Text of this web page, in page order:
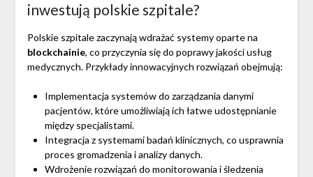
inwestują polskie szpitale?
Polskie szpitale zaczynają wdrażać systemy oparte na
blockchainie, co przyczynia się do poprawy jakości usług
medycznych. Przykłady innowacyjnych rozwiązań obejmują:
Implementacja systemów do zarządzania danymi
pacjentów, które umożliwiają ich łatwe udostępnianie
między specjalistami.
Integracja z systemami badań klinicznych, co usprawnia
proces gromadzenia i analizy danych.
Wdrożenie rozwiązań do monitorowania i śledzenia